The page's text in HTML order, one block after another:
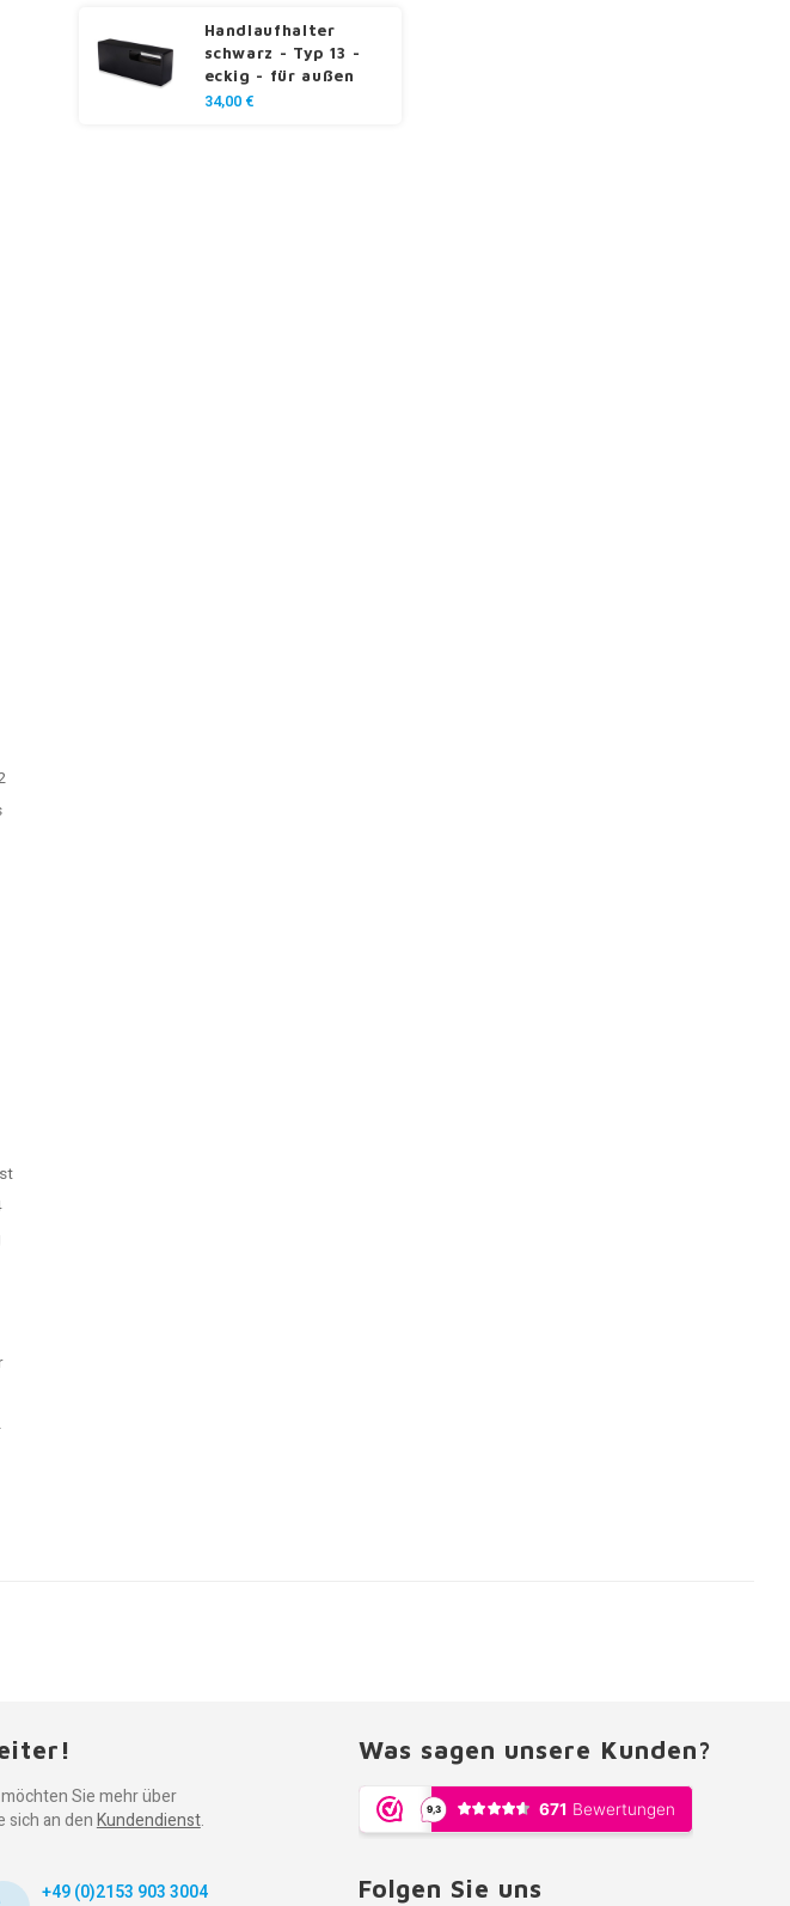
Handlaufhalter
schwarz - Typ 13 -
eckig - für außen
34,00 €
Sie mehr über
sich an denKundendienst.
+49 (0)2153 903 3004
Was sagen unsere Kunden?
Folgen Sie uns